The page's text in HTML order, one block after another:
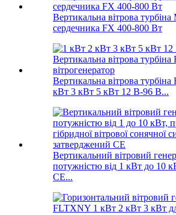
Вертикальна вітрова турбіна
сердечника FX 400-800 Вт
Вертикальна вітрова
кВт 3 кВт 5 кВт 12 В-96 В...
Вертикальний вітровий
потужністю від 1 кВт до 10
CE...